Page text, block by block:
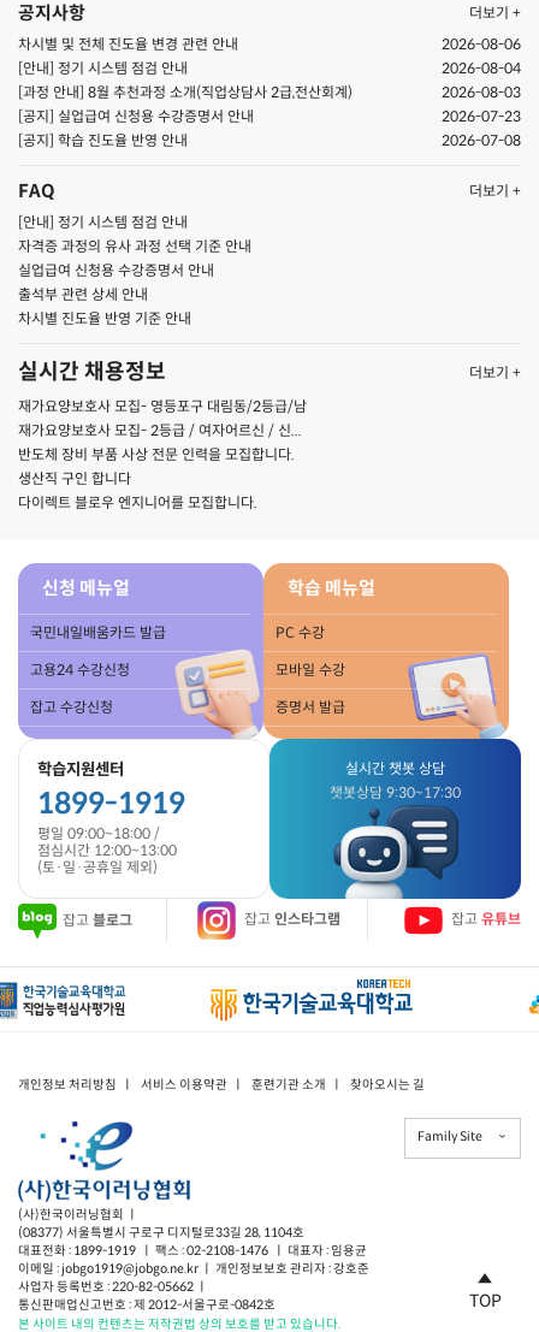
공지사항
더보기 +
차시별 및 전체 진도율 변경 관련 안내
2026-08-06
[안내] 정기 시스템 점검 안내
2026-08-04
[과정 안내] 8월 추천과정 소개(직업상담사 2급,전산회계)
2026-08-03
[공지] 실업급여 신청용 수강증명서 안내
2026-07-23
[공지] ​학습 진도율 반영 안내
2026-07-08
FAQ
더보기 +
[안내] 정기 시스템 점검 안내
자격증 과정의 유사 과정 선택 기준 안내
실업급여 신청용 수강증명서 안내
출석부 관련 상세 안내
차시별 진도율 반영 기준 안내
실시간 채용정보
더보기 +
재가요양보호사 모집- 영등포구 대림동/2등급/남
재가요양보호사 모집- 2등급 / 여자어르신 / 신...
반도체 장비 부품 사상 전문 인력을 모집합니다.
생산직 구인 합니다
다이렉트 블로우 엔지니어를 모집합니다.
신청 메뉴얼
국민내일배움카드 발급
고용24 수강신청
잡고 수강신청
학습 메뉴얼
PC 수강
모바일 수강
증명서 발급
학습지원센터
1899-1919
평일 09:00~18:00 /
점심시간 12:00~13:00
(토·일·공휴일 제외)
실시간 챗봇 상담
챗봇상담 9:30~17:30
잡고 블로그 잡고 인스타그램 잡고 유튜브
개인정보 처리방침 서비스 이용약관 훈련기관 소개 찾아오시는 길
(사)한국이러닝협회 ㅣ
(08377) 서울특별시 구로구 디지털로33길 28, 1104호
대표전화 : 1899-1919 ㅣ 팩스 : 02-2108-1476 ㅣ 대표자 : 임용균
이메일 : jobgo1919@jobgo.ne.kr ㅣ 개인정보보호 관리자 : 강호준
사업자 등록번호 : 220-82-05662 ㅣ
통신판매업신고번호 : 제 2012-서울구로-0842호
본 사이트 내의 컨텐츠는 저작권법 상의 보호를 받고 있습니다.
TOP
Family Site